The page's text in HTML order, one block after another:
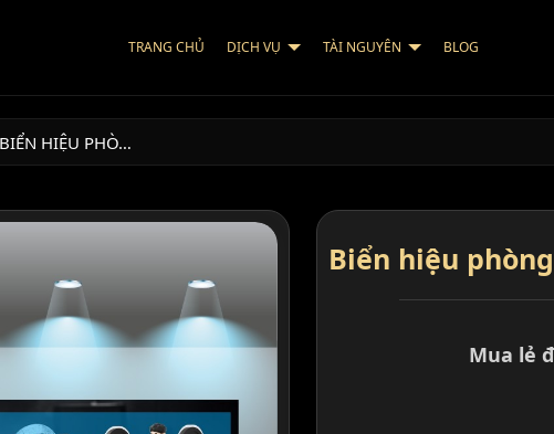
TRANG CHỦ DỊCH VỤ TÀI NGUYÊN BLOG
BIỂN HIỆU PHÒ…
Biển hiệu
Mua lẻ